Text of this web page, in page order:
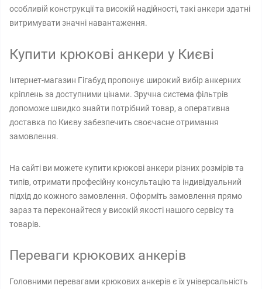
особливій конструкції та високій надійності, такі анкери здатні
витримувати значні навантаження.
Купити крюкові анкери у Києві
Інтернет-магазин Гігабуд пропонує широкий вибір анкерних
кріплень за доступними цінами. Зручна система фільтрів
допоможе швидко знайти потрібний товар, а оперативна
доставка по Києву забезпечить своєчасне отримання
замовлення.
На сайті ви можете купити крюкові анкери різних розмірів та
типів, отримати професійну консультацію та індивідуальний
підхід до кожного замовлення. Оформіть замовлення прямо
зараз та переконайтеся у високій якості нашого сервісу та
товарів.
Переваги крюкових анкерів
Головними перевагами крюкових анкерів є їх універсальність